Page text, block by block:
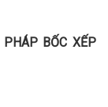
BỐC XẾP